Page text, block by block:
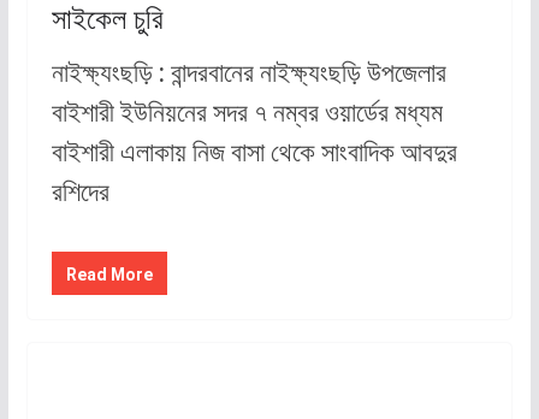
সাইকেল চুরি
নাইক্ষ্যংছড়ি : বান্দরবানের নাইক্ষ্যংছড়ি উপজেলার
বাইশারী ইউনিয়নের সদর ৭ নম্বর ওয়ার্ডের মধ্যম
বাইশারী এলাকায় নিজ বাসা থেকে সাংবাদিক আবদুর
রশিদের
Read More